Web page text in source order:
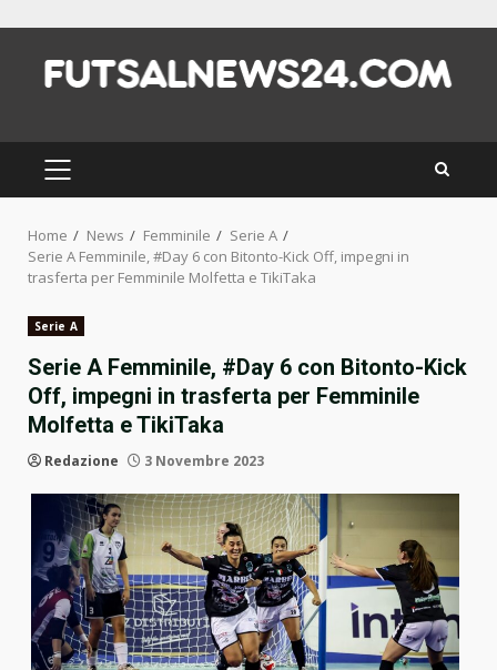
content
PRIMARY
MENU
Home News Femminile
Serie A
Serie A Femminile, #Day 6 con Bitonto-Kick Off, impegni in
trasferta per Femminile Molfetta e TikiTaka
Serie A
Serie A Femminile, #Day 6 con Bitonto-Kick
Off, impegni in trasferta per Femminile
Molfetta e TikiTaka
Redazione 3 Novembre 2023